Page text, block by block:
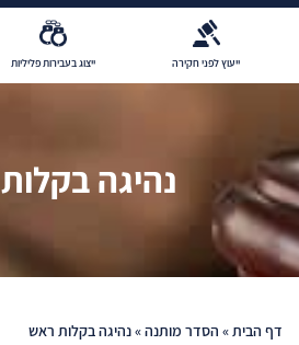
ייצוג בעבירות פליליות ליטיגציה פלילית
נהיגה
דף הבית» הסדר מותנה»נהיגה בקלות ראש